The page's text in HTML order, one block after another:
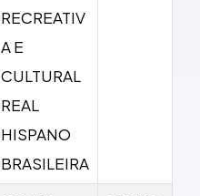
RECREATIV
A E
CULTURAL
REAL
HISPANO
BRASILEIRA